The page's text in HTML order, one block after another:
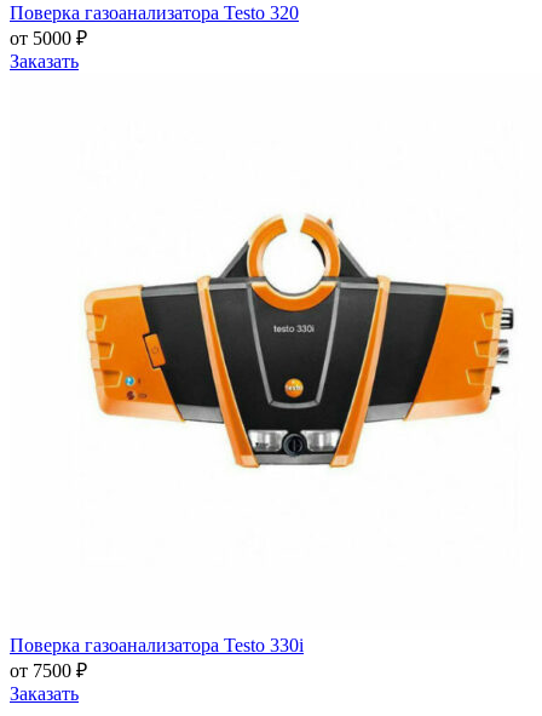
Поверка газоанализатора Testo 320
от 5000 ₽
Заказать
Поверка газоанализатора Testo 330i
от 7500 ₽
Заказать